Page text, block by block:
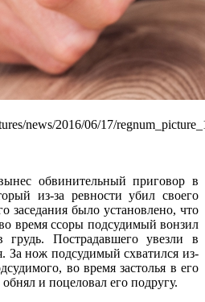
news/2016/06/17/
обвинительный приговор в
из-за ревности убил своего
заседания было установлено, что
время ссоры подсудимый вонзил
Пострадавшего увезли в
За нож подсудимый схватился из-
во время застолья в его
и поцеловал его подругу.